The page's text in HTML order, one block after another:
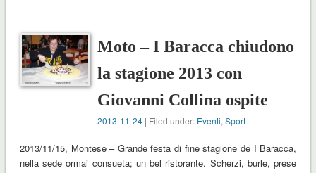
Moto – I Baracca chiudono
la stagione 2013 con
Giovanni Collina ospite
2013-11-24 | Filed under: Eventi,Sport
2013/11/15, Montese – Grande festa di fine stagione de I Baracca,
nella sede ormai consueta; un bel ristorante. Scherzi, burle, prese